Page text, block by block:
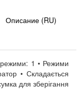
Описание (RU)
режими: 1 • Режими
• Складається
для зберігання